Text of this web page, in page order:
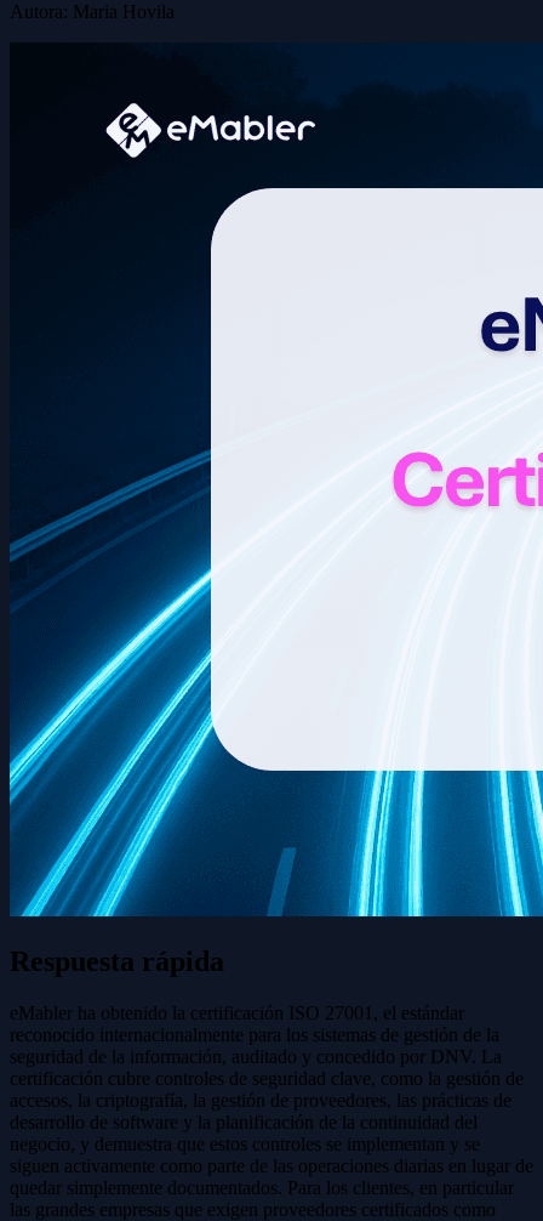
Autora: Maria Hovila
Respuesta rápida
eMabler ha obtenido la certificación ISO 27001, el estándar
reconocido internacionalmente para los sistemas de gestión de la
seguridad de la información, auditado y concedido por DNV. La
certificación cubre controles de seguridad clave, como la gestión de
accesos, la criptografía, la gestión de proveedores, las prácticas de
desarrollo de software y la planificación de la continuidad del
negocio, y demuestra que estos controles se implementan y se
siguen activamente como parte de las operaciones diarias en lugar de
quedar simplemente documentados. Para los clientes, en particular
las grandes empresas que exigen proveedores certificados como